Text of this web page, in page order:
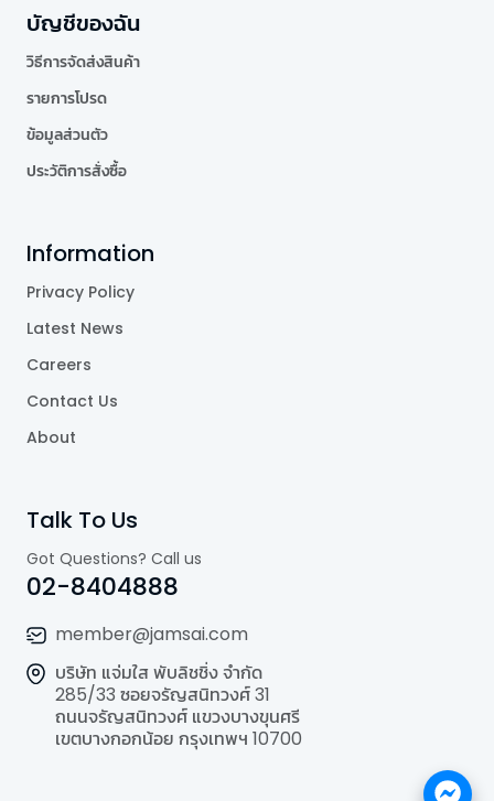
บัญชีของฉัน
วิธีการจัดส่งสินค้า
รายการโปรด
ข้อมูลส่วนตัว
ประวัติการสั่งซื้อ
Information
Privacy Policy
Latest News
Careers
Contact Us
About
Talk To Us
Got Questions? Call us
02-8404888
member@jamsai.com
บริษัท แจ่มใส พับลิชชิ่ง จำกัด
285/33 ซอยจรัญสนิทวงศ์ 31
ถนนจรัญสนิทวงศ์ แขวงบางขุนศรี
เขตบางกอกน้อย กรุงเทพฯ 10700